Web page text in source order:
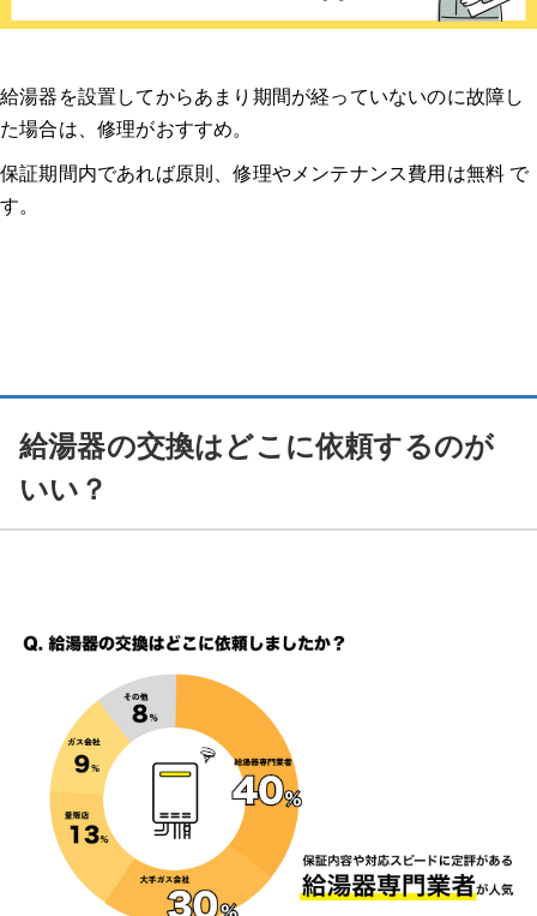
給湯器を設置してからあまり期間が経っていないのに故障し
た場合は、修理がおすすめ。
保証期間内であれば原則、修理やメンテナンス費用は無料 で
す。
給湯器の交換はどこに依頼するのが
いい？